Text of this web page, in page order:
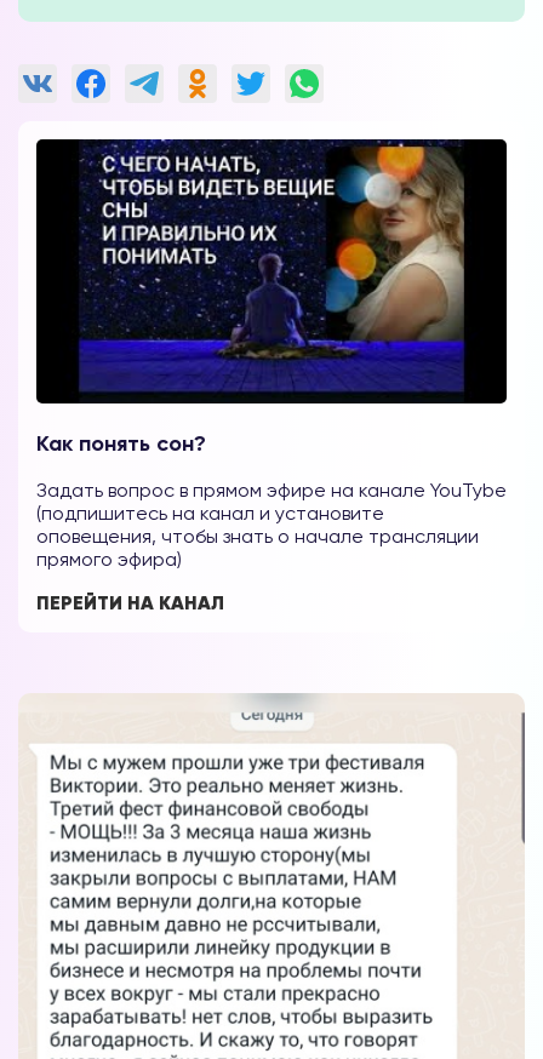
Как понять сон?
Задать вопрос в прямом эфире на канале YouTybe
(подпишитесь на канал и установите
оповещения, чтобы знать о начале трансляции
прямого эфира)
ПЕРЕЙТИ НА КАНАЛ